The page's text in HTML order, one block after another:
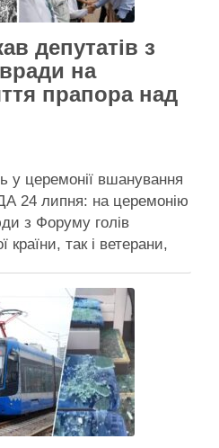
депутатів з
на
прапора над
у церемонії вшанування
24 липня: на церемонію
з Форуму голів
країни, так і ветерани,
прапору над Хрещатиком:
на церемонію …